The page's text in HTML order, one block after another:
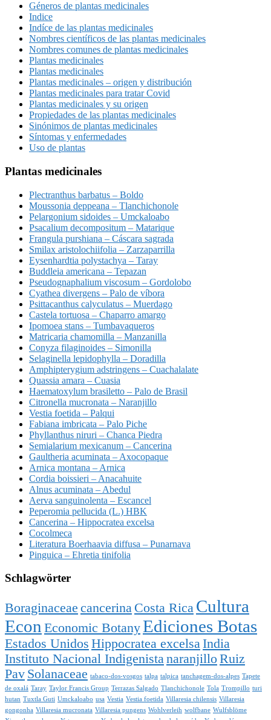
Géneros de plantas medicinales
Indice
Indíce de las plantas medicinales
Nombres científicos de las plantas medicinales
Nombres comunes de plantas medicinales
Plantas medicinales
Plantas medicinales
Plantas medicinales – origen y distribución
Plantas medicinales para tratar Covid
Plantas medicinales y su origen
Propiedades de las plantas medicinales
Sinónimos de plantas medicinales
Síntomas y enfermedades
Uso de plantas
Plantas medicinales
Plectranthus barbatus – Boldo
Moussonia deppeana – Tlanchichonole
Pelargonium sidoides – Umckaloabo
Psacalium decompositum – Matarique
Frangula purshiana – Cáscara sagrada
Smilax aristolochiifolia – Zarzaparrilla
Eysenhardtia polystachya – Taray
Buddleia americana – Tepazan
Pseudognaphalium viscosum – Gordolobo
Cyathea divergens – Palo de víbora
Psittacanthus calyculatus – Muerdago
Castela tortuosa – Chaparro amargo
Ipomoea stans – Tumbavaqueros
Matricaria chamomilla – Manzanilla
Conyza filaginoides – Simonilla
Selaginella lepidophylla – Doradilla
Amphipterygium adstringens – Cuachalalate
Quassia amara – Cuasia
Haematoxylum brasiletto – Palo de Brasil
Citronella mucronata – Naranjillo
Vestia foetida – Palqui
Fabiana imbricata – Palo Piche
Phyllanthus niruri – Chanca Piedra
Semialarium mexicanum – Cancerina
Gaultheria acuminata – Axocopaque
Arnica montana – Arnica
Cordia boissieri – Anacahuite
Alnus acuminata – Abedul
Aerva sanguinolenta – Escancel
Peperomia pellucida (L.) HBK
Cancerina – Hippocratea excelsa
Cocolmeca
Literatura Boerhaavia diffusa – Punarnava
Pinguica – Ehretia tinifolia
Schlagwörter
Boraginaceae cancerina Costa Rica Cultura
Econ Economic BotanyEdiciones Botas
Estados Unidos Hippocratea excelsaIndia
Instituto Nacional IndigenistanaranjilloRuiz
Pav Solanaceae tabaco-dos-vosgos talpa talpica tanchagem-dos-alpes Tapete
de oxalá Taray Taylor Francis Group Terrazas Salgado Tlanchichonole Tola Trompillo turi
hutan Tuxtla Guti Umckaloabo usa Vestia Vestia foetida Villaresia chilensis Villaresia
gongonha Villaresia mucronata Villaresia pungens Wohlverleih wolfbane Wulfsblöme